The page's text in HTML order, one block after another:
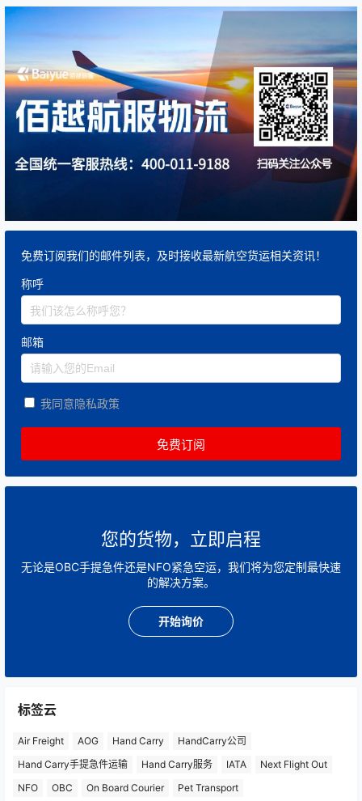
免费订阅我们的邮件列表，及时接收最新航空货运相关资讯！
称呼
邮箱
我同意隐私政策
您的货物，立即启程
无论是OBC手提急件还是NFO紧急空运，我们将为您定制最快速
的解决方案。
开始询价
标签云
Air Freight AOG Hand Carry
HandCarry公司
Hand Carry手提急件运输
Hand Carry服务 IATA
Next Flight Out
NFO
OBC On Board Courier Pet Transport